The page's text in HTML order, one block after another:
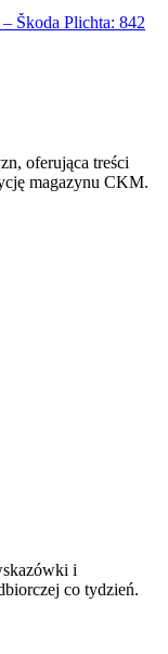
Škoda Plichta: 842
oferująca treści
magazynu CKM.
i
co tydzień.